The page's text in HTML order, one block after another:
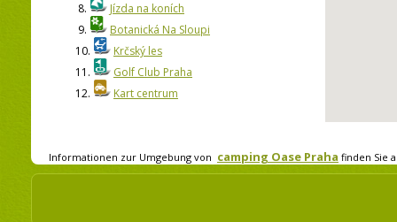
8.
Jízda na koních
9.
Botanická Na Sloupi
10.
Krčský les
11.
Golf Club Praha
12.
Kart centrum
Informationen zur Umgebung von camping Oase Praha finden Sie